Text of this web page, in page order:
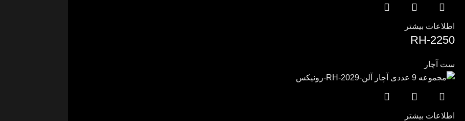
اطلاعات بیشتر
RH-2250
ست آچار
اطلاعات بیشتر